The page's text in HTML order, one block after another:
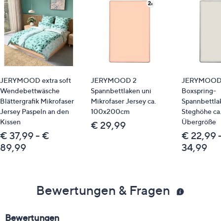
JERYMOOD extra soft
Wendebettwäsche
Blättergrafik Mikrofaser
Jersey Paspeln an den
Kissen
€ 37,99 - €
89,99
JERYMOOD 2
Spannbettlaken uni
Mikrofaser Jersey ca.
100x200cm
€ 29,99
Boxspring-
Steghöhe
Übergröße
€ 22,99
34,99
Bewertungen & Fragen